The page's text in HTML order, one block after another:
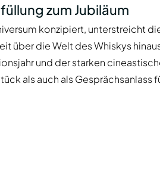
zum Jubiläum
konzipiert, unterstreicht
über die Welt des Whiskys
und der starken
als auch als